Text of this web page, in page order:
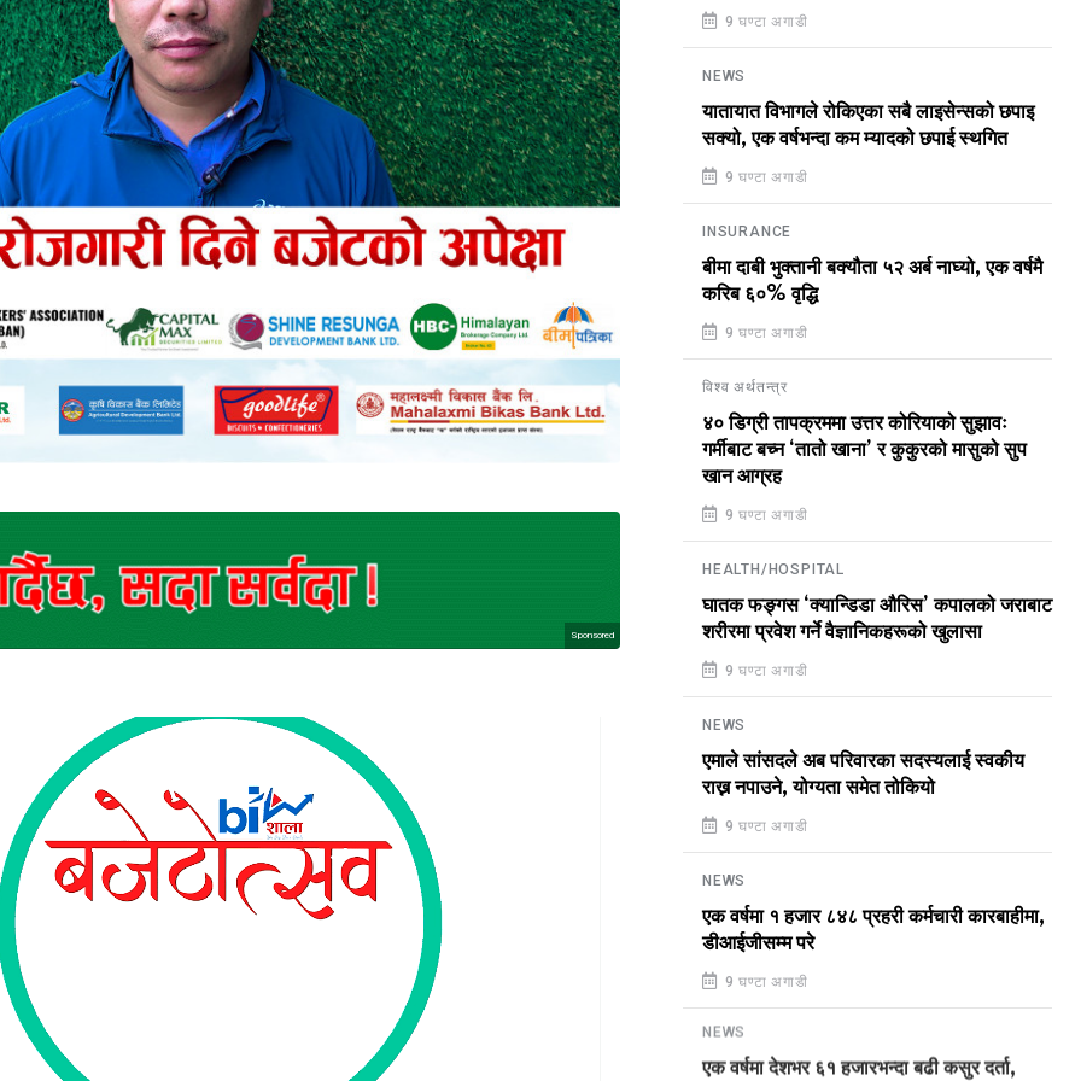
Sponsored
9 घण्टा अगाडी
NEWS
यातायात विभागले रोकिएका सबै लाइसेन्सको छपाइ
सक्यो, एक वर्षभन्दा कम म्यादको छपाई स्थगित
9 घण्टा अगाडी
INSURANCE
बीमा दाबी भुक्तानी बक्यौता ५२ अर्ब नाघ्यो, एक वर्षमै
करिब ६०% वृद्धि
9 घण्टा अगाडी
विश्व अर्थतन्त्र
४० डिग्री तापक्रममा उत्तर कोरियाको सुझावः
गर्मीबाट बच्न ‘तातो खाना’ र कुकुरको मासुको सुप
खान आग्रह
9 घण्टा अगाडी
HEALTH/HOSPITAL
घातक फङ्गस ‘क्यान्डिडा औरिस’ कपालको जराबाट
शरीरमा प्रवेश गर्ने वैज्ञानिकहरूको खुलासा
9 घण्टा अगाडी
NEWS
एमाले सांसदले अब परिवारका सदस्यलाई स्वकीय
राख्न नपाउने, योग्यता समेत तोकियो
9 घण्टा अगाडी
NEWS
एक वर्षमा १ हजार ८४८ प्रहरी कर्मचारी कारबाहीमा,
डीआईजीसम्म परे
9 घण्टा अगाडी
NEWS
एक वर्षमा देशभर ६१ हजारभन्दा बढी कसुर दर्ता,